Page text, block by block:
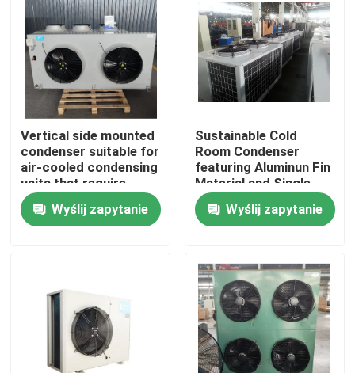
O nas
Wycieczka po fabryce
Kontrola jakości
Skontaktuj się z nami
Nowości
Poproś o wycenę
parownik chłodniczy
Vertical side mounted
condenser suitable for
air-cooled condensing
units that require
separate installation
of condenser and
compressor
Wyślij zapytanie
Sustainable Cold
Room Condenser
featuring Aluminun Fin
Material and Single
Speed Fan Motor
Wyślij zapytanie